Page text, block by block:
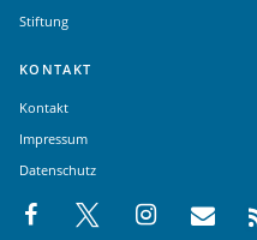
Stiftung
KONTAKT
Kontakt
Impressum
Datenschutz